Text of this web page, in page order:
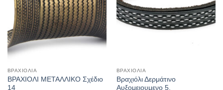
ΒΡΑΧΙΌΛΙΑ
ΒΡΑΧΙΟΛΙ ΜΕΤΑΛΛΙΚΟ Σχέδιο
14
ΒΡΑΧΙΌΛΙΑ
Βραχιόλι Δερμάτινο
Αυξομειουμενο 5.